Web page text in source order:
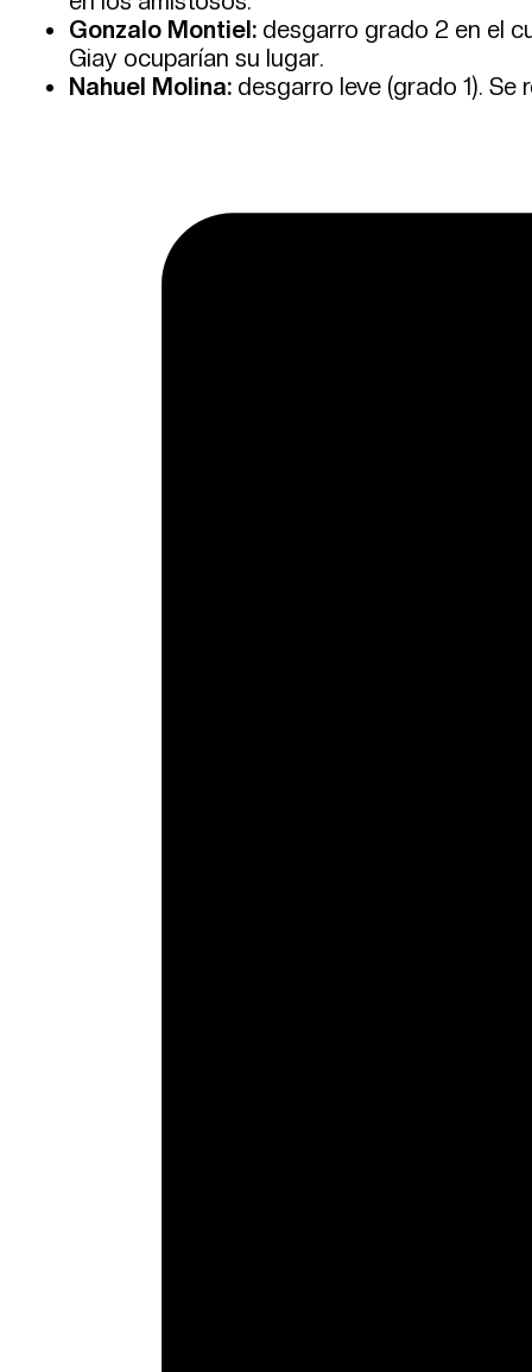
Gonzalo Montiel: desgarro grado 2 en el
Giay ocuparían su lugar.
Nahuel Molina: desgarro leve (grado 1).